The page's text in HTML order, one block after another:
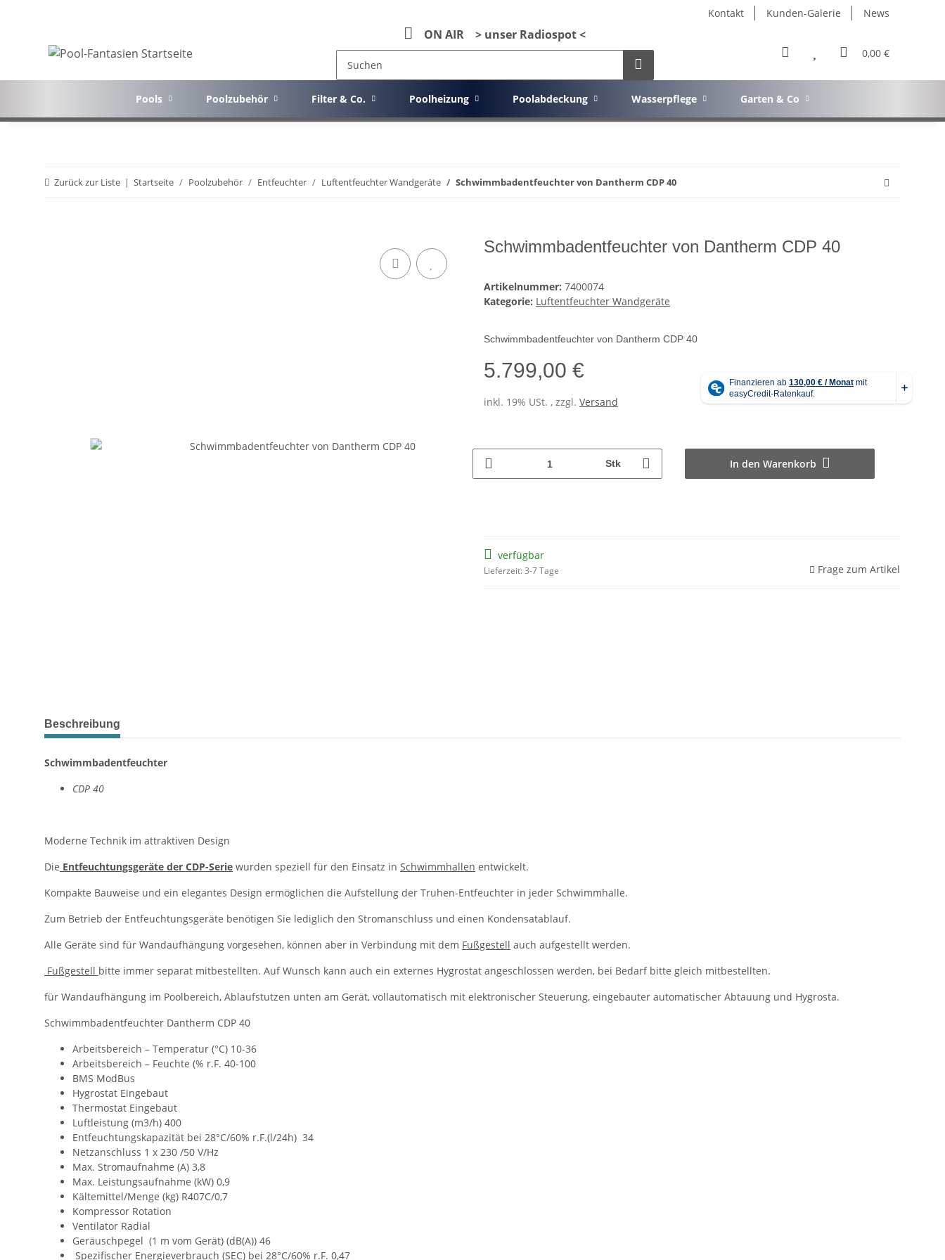
Kontakt Kunden-Galerie News
ON AIR > unser Radiospot <
0,00 €
Pools Poolzubehör Filter & Co. Poolheizung Poolabdeckung Wasserpflege Garten & Co
Zurück zur Liste Startseite Poolzubehör Entfeuchter Luftentfeuchter Wandgeräte Schwimmbadentfeuchter von Dantherm CDP 40
Schwimmbadentfeuchter von Dantherm CDP 40
Artikelnummer: 7400074
Kategorie: Luftentfeuchter Wandgeräte
Schwimmbadentfeuchter von Dantherm CDP 40
5.799,00 €
inkl. 19% USt. , zzgl. Versand
Stk In den Warenkorb
verfügbar
Lieferzeit: 3-7 Tage Frage zum Artikel
weitere Registerkarten anzeigen
Beschreibung
Schwimmbadentfeuchter
CDP 40
Moderne Technik im attraktiven Design
Die Entfeuchtungsgeräte der CDP-Serie wurden speziell für den Einsatz in Schwimmhallen entwickelt.
Kompakte Bauweise und ein elegantes Design ermöglichen die Aufstellung der Truhen-Entfeuchter in jeder Schwimmhalle.
Zum Betrieb der Entfeuchtungsgeräte benötigen Sie lediglich den Stromanschluss und einen Kondensatablauf.
Alle Geräte sind für Wandaufhängung vorgesehen, können aber in Verbindung mit dem Fußgestell auch aufgestellt werden.
Fußgestell bitte immer separat mitbestellten. Auf Wunsch kann auch ein externes Hygrostat angeschlossen werden, bei Bedarf bitte gleich mitbestellten.
für Wandaufhängung im Poolbereich, Ablaufstutzen unten am Gerät, vollautomatisch mit elektronischer Steuerung, eingebauter automatischer Abtauung und Hygrosta.
Schwimmbadentfeuchter Dantherm CDP 40
Arbeitsbereich – Temperatur (°C) 10-36
Arbeitsbereich – Feuchte (% r.F. 40-100
BMS ModBus
Hygrostat Eingebaut
Thermostat Eingebaut
Luftleistung (m3/h) 400
Entfeuchtungskapazität bei 28°C/60% r.F.(l/24h) 34
Netzanschluss 1 x 230 /50 V/Hz
Max. Stromaufnahme (A) 3,8
Max. Leistungsaufnahme (kW) 0,9
Kältemittel/Menge (kg) R407C/0,7
Kompressor Rotation
Ventilator Radial
Geräuschpegel (1 m vom Gerät) (dB(A)) 46
Spezifischer Energieverbrauch (SEC) bei 28°C/60% r.F. 0,47